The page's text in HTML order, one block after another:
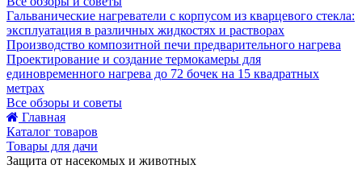
Гальванические нагреватели с корпусом из кварцевого стекла:
эксплуатация в различных жидкостях и растворах
Производство композитной печи предварительного нагрева
Проектирование и создание термокамеры для
единовременного нагрева до 72 бочек на 15 квадратных
метрах
Все обзоры и советы
Главная
Каталог товаров
Товары для дачи
Защита от насекомых и животных